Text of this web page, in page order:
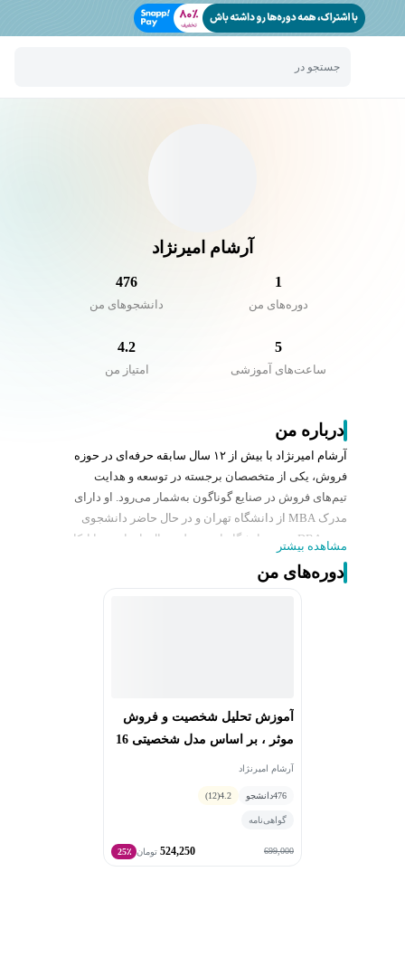
جستجو در
آرشام امیرنژاد
1
دوره‌های من
476
دانشجو‌های من
5
ساعت‌های آموزشی
4.2
امتیاز من
درباره من
آرشام امیرنژاد با بیش از ۱۲ سال سابقه حرفه‌ای در حوزه
فروش، یکی از متخصصان برجسته در توسعه و هدایت
تیم‌های فروش در صنایع گوناگون به‌شمار می‌رود. او دارای
مدرک MBA از دانشگاه تهران و در حال حاضر دانشجوی
دوره DBA همین دانشگاه است. طی سال‌های اخیر، با اتکا به
دانش علمی و تجربیات عملی، نقش مشاور، مدیر فروش و
کوچ کسب‌وکار را در مجموعه‌هایی فعال در حوزه‌های ورزش،
مشاهده بیشتر
دوره‌های من
آموزش تحلیل شخصیت و فروش
موثر ، بر اساس مدل شخصیتی 16
گانه MBTI
آرشام امیرنژاد
476دانشجو 4.2
(12)
گواهی‌نامه
699,000
524,250 تومان 25٪